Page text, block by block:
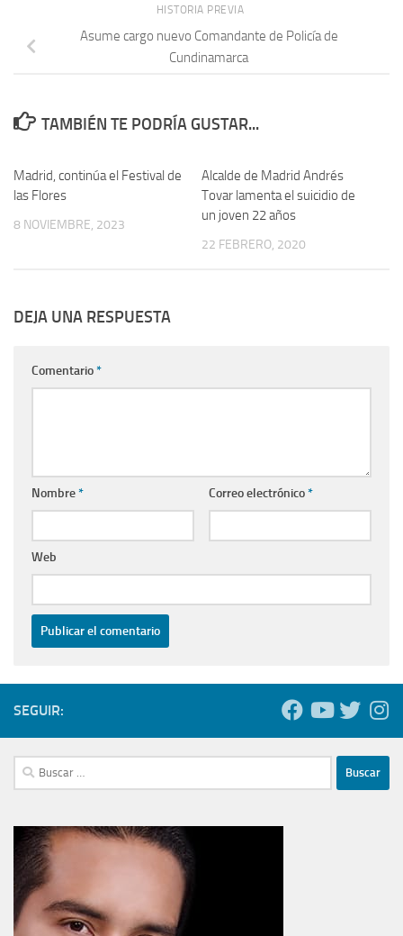
HISTORIA PREVIA
Asume cargo nuevo Comandante de Policía de
Cundinamarca
TAMBIÉN TE PODRÍA GUSTAR...
Madrid, continúa el Festival de
las Flores
8 NOVIEMBRE, 2023
Alcalde de Madrid Andrés
Tovar lamenta el suicidio de
un joven 22 años
22 FEBRERO, 2020
DEJA UNA RESPUESTA
Comentario*
Nombre* Correo electrónico*
Web
SEGUIR:
Buscar: